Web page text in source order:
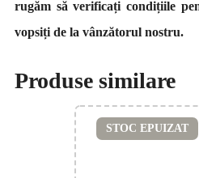
rugăm să verificați condițiile
vopsiți de la vânzătorul nostru.
Produse similare
STOC EPUIZAT